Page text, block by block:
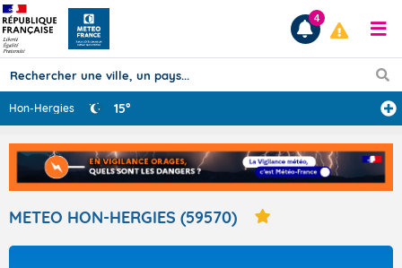
Prévisions
TOUS LES RÉSULTATS
Articles
4
Hon-Hergies 15°
METEO HON-HERGIES (59570)